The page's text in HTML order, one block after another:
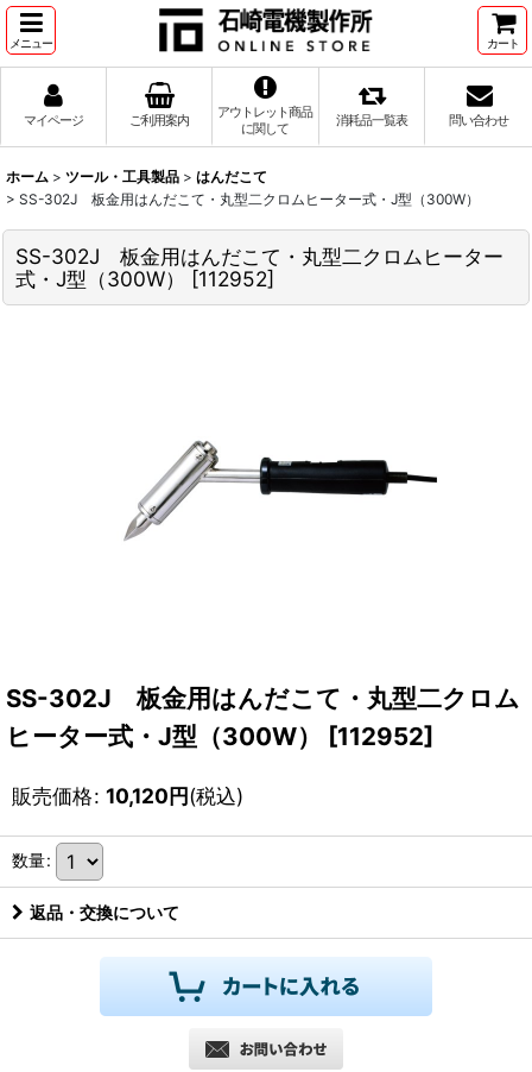
メニュー カート
マイページ ご利用案内
アウトレット商品
に関して
消耗品一覧表 問い合わせ
ホーム > ツール・工具製品 > はんだこて
> SS-302J 板金用はんだこて・丸型二クロムヒーター式・J型（300W）
SS-302J 板金用はんだこて・丸型二クロムヒーター
式・J型（300W）
[112952]
SS-302J 板金用はんだこて・丸型二クロム
ヒーター式・J型（300W）
[112952]
販売価格: 10,120円(税込)
数量:
返品・交換について